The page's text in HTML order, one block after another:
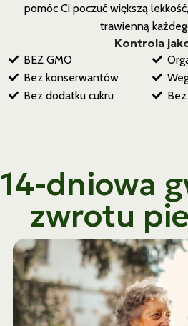
pomóc Ci poczuć większą
trawienną
Kontrola
BEZ GMO
Bez konserwantów
Bez dodatku cukru
14-dniowa
zwrotu